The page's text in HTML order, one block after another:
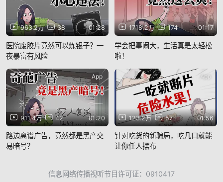
963.2万 38 01:28
医院废胶片竟然可以炼银子？一
夜暴富有风险
1718.2万 174 01:17
学会把事闹大，生活真是太轻松
啦！
911.4万 42 01:20
App
路边离谱广告，竟然都是黑产交
易暗号？
123.2万 57 01:56
App
针对吃货的新骗局，吃几口就能
让你任人摆布
信息网络传播视听节目许可证：0910417